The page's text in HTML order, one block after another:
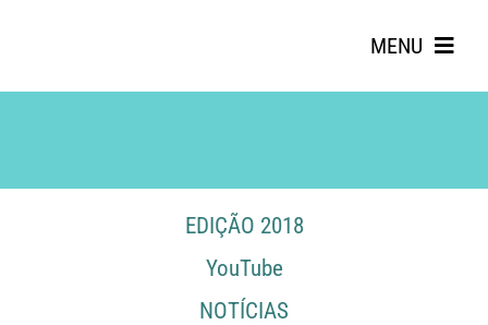
MENU
EDIÇÃO 2018
YouTube
NOTÍCIAS